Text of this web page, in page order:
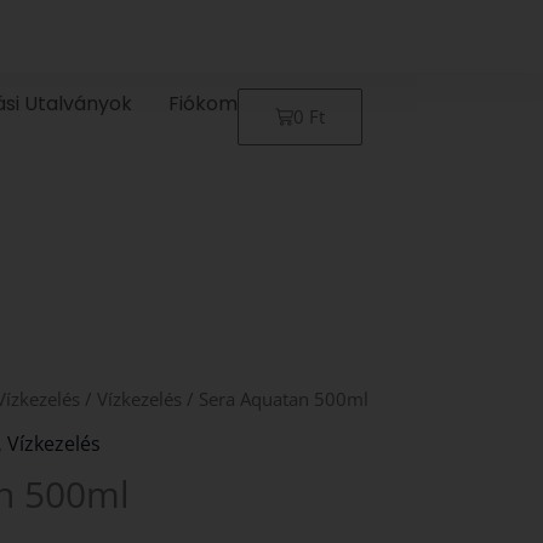
Utalványok Fiókom 0 Ft
Kosár
/ Vízkezelés / Sera Aquatan 500ml
,Vízkezelés
500ml